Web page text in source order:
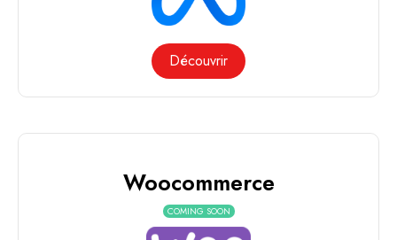
Découvrir
Woocommerce
COMING SOON